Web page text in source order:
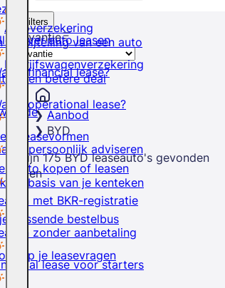
de bijtelling van een auto
een betere deal
je persoonlijk adviseren
op basis van je kenteken
passende bestelbus
op je leasevragen
Autoverzekering
Bedrijfswagenverzekering
over auto leasen
is financial lease?
is operational lease?
4 leasevormen
auto kopen of leasen
met BKR-registratie
zonder aanbetaling
lease voor starters
Filters
Relevantie
Aanbod
BYD
Er zijn175 BYD leaseauto's gevonden
Sluiten